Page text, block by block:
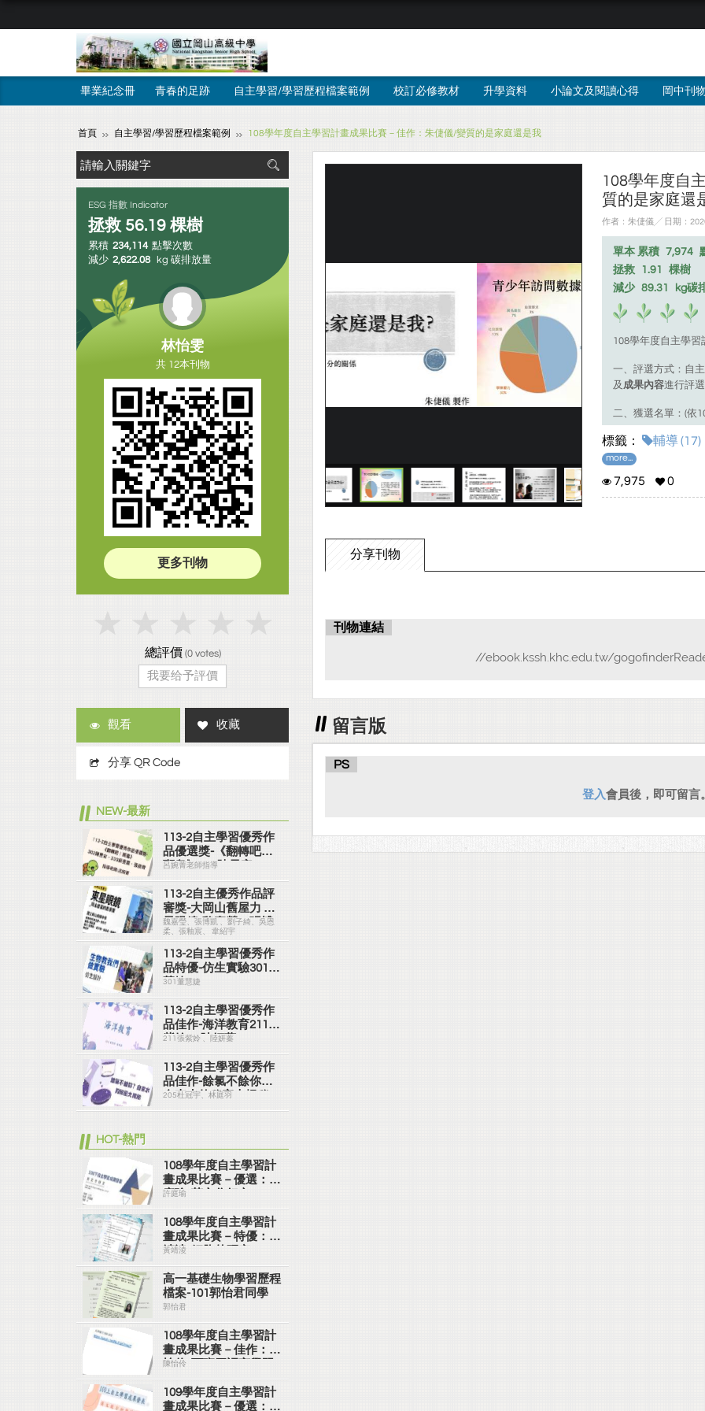
畢業紀念冊 青春的足跡 自主學習/學習歷程檔案範例 校訂必修教材 升學資料 小論文及閱讀心得 岡中刊
首頁 自主學習/學習歷程檔案範例 108學年度自主學習計畫成果比賽－佳作：朱倢儀/變質的是家庭還是我
108學年度自
質的是家庭還
作者：朱倢儀╱ 日期：
單本 累積 7,974
拯救
1.91
棵樹
減少 89.31 kg碳
108學年度自主學習
一、評選方式：自
及 成果內容進行評
二、獲選名單：(依
特優
103 黃靖淩
優選114 許庭瑜
優選
107 李杰紘
標籤： 輔導 (17)
more...
7,975 0
分享刊物
刊物連結
//ebook.kssh.khc.edu.tw/
留言版
PS
登入會員後，即可留言
ESG 指數 Indicator
拯救 56.19 棵樹
累積 234,114 點擊次數
減少 2,622.08 kg 碳排放量
林怡雯
共 12本刊物
更多刊物
總評價 (0votes)
我要给予評價
觀看 收藏
分享 QR Code
NEW-最新
113-2自主學習優秀作
品優選獎-《翻轉吧！
斑龜》302陳昱安、
303邱昱嘉、張劭齊
呂婉菁老師指導
113-2自主優秀作品評
審獎-大岡山舊屋力 東
星眼鏡-魏嘉瑩、張博
凱 、劉子綺、吳恩
柔、張釉宸、 韋紹宇
魏嘉瑩、張博凱 、劉子綺、吳恩
柔、張釉宸、 韋紹宇
113-2自主學習優秀作
品特優-仿生實驗301董
慧婕
301董慧婕
113-2自主學習優秀作
品佳作-海洋教育211張
紫姈 、陸妍蓁
211張紫姈 、陸妍蓁
113-2自主學習優秀作
品佳作-餘氯不餘你？
自來水的秘密大揭秘
205杜冠宇、林庭羽
205杜冠宇、林庭羽
HOT-熱門
108學年度自主學習計
畫成果比賽－優選：許
庭瑜/英文作好文
許庭瑜
108學年度自主學習計
畫成果比賽－特優：黃
靖淩/細胞的研究
黃靖淩
高一基礎生物學習歷程
檔案-101郭怡君同學
郭怡君
108學年度自主學習計
畫成果比賽－佳作：陳
怡伶/西班牙語言學習
陳怡伶
109學年度自主學習計
畫成果比賽－優選：黃